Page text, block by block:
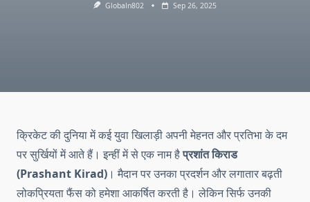
Globaln802 Sep 26, 2025
क्रिकेट की दुनिया में कई युवा खिलाड़ी अपनी मेहनत और प्रतिभा के दम
पर सुर्खियों में आते हैं। इन्हीं में से एक नाम हैप्रशांत किराड
(Prashant Kirad) । मैदान पर उनका प्रदर्शन और लगातार बढ़ती
लोकप्रियता फैंस को हमेशा आकर्षित करती है। लेकिन सिर्फ उनकी